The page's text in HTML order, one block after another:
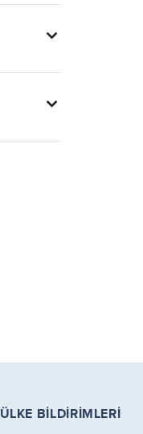
ÜLKE BILDIRIMLERI